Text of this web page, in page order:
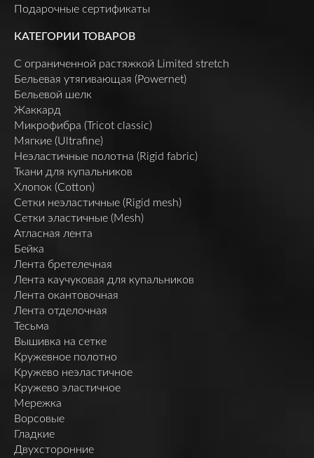
Подарочные сертификаты
КАТЕГОРИИ ТОВАРОВ
C ограниченной растяжкой Limited stretch
Бельевая утягивающая (Powernet)
Бельевой шелк
Жаккард
Микрофибра (Tricot classic)
Мягкие (Ultrafine)
Неэластичные полотна (Rigid fabric)
Ткани для купальников
Хлопок (Cotton)
Сетки неэластичные (Rigid mesh)
Сетки эластичные (Mesh)
Атласная лента
Бейка
Лента бретелечная
Лента каучуковая для купальников
Лента окантовочная
Лента отделочная
Тесьма
Вышивка на сетке
Кружевное полотно
Кружево неэластичное
Кружево эластичное
Мережка
Ворсовые
Гладкие
Двухсторонние